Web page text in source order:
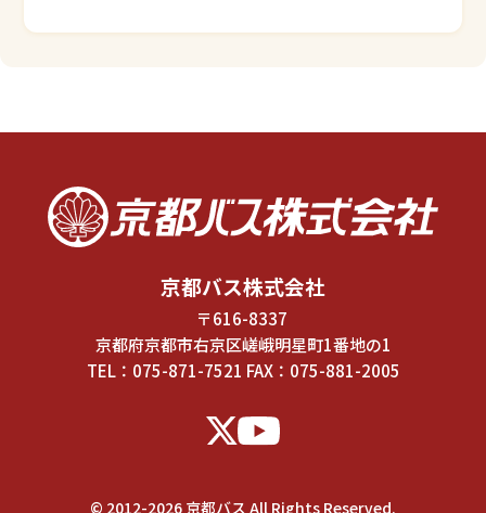
京都バス株式会社
〒616-8337
京都府京都市右京区嵯峨明星町1番地の1
TEL： 075-871-7521 FAX：075-881-2005
© 2012-2026 京都バス All Rights Reserved.